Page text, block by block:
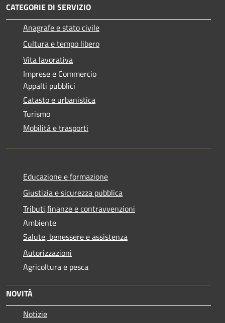
CATEGORIE DI SERVIZIO
Anagrafe e stato civile
Cultura e tempo libero
Vita lavorativa
Imprese e Commercio
Appalti pubblici
Catasto e urbanistica
Turismo
Mobilità e trasporti
Educazione e formazione
Giustizia e sicurezza pubblica
Tributi,finanze e contravvenzioni
Ambiente
Salute, benessere e assistenza
Autorizzazioni
Agricoltura e pesca
NOVITÀ
Notizie